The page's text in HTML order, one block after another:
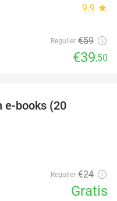
9.9 star
Regulier €59
€39,50
e-books (20
Regulier €24
Gratis